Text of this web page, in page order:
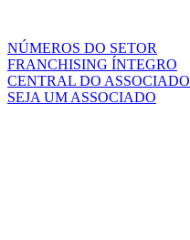
NÚMEROS DO SETOR
FRANCHISING ÍNTEGRO
CENTRAL DO ASSOCIADO
SEJA UM ASSOCIADO